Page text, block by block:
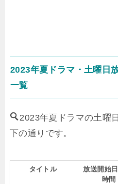
2023年夏ドラマ・土曜日
一覧
2023年夏ドラマの土曜
下の通りです。
タイトル
放送開始
時間